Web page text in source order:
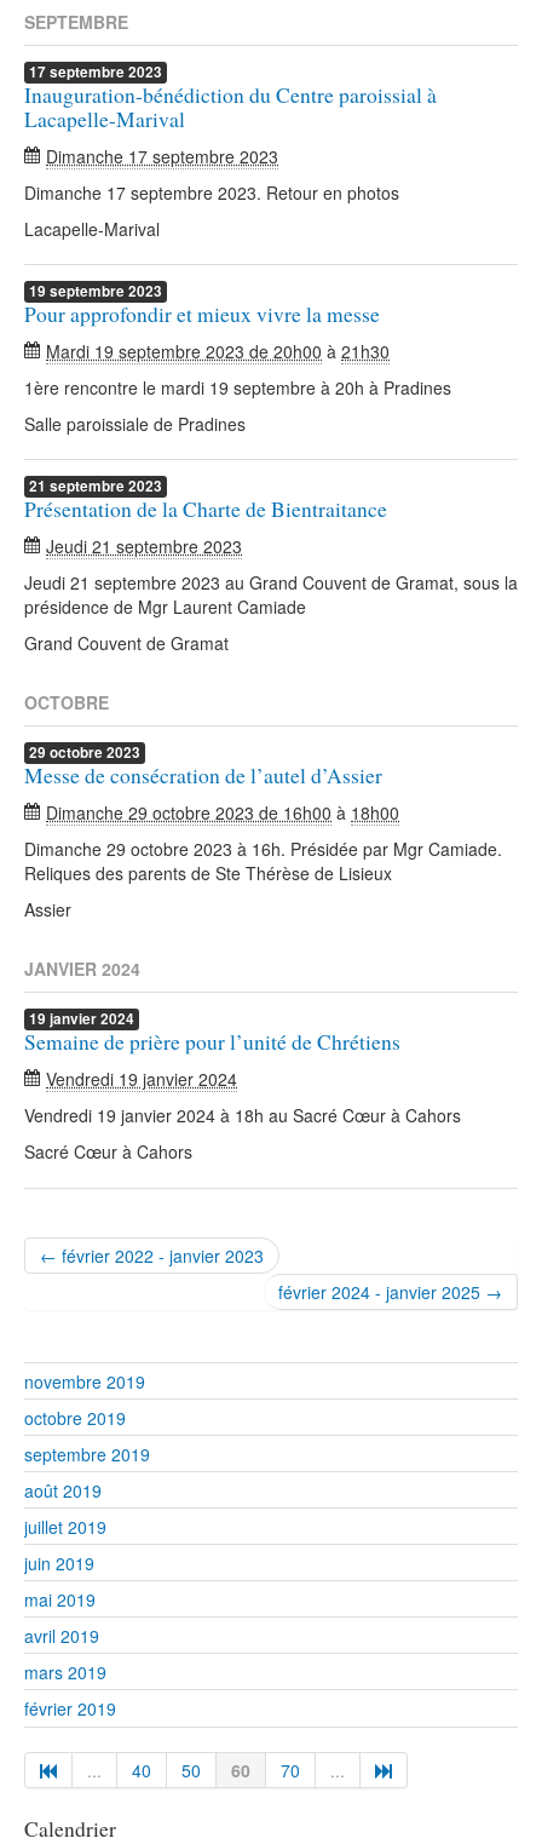
SEPTEMBRE
17septembre2023
Inauguration-bénédiction du Centre paroissial à
Lacapelle-Marival
Dimanche 17 septembre 2023
Dimanche 17 septembre 2023. Retour en photos
Lacapelle-Marival
19 septembre2023
Pour approfondir et mieux vivre la messe
Mardi 19 septembre 2023 de 20h00 à 21h30
1ère rencontre le mardi 19 septembre à 20h à Pradines
Salle paroissiale de Pradines
21 septembre2023
Présentation de la Charte de Bientraitance
Jeudi 21 septembre 2023
Jeudi 21 septembre 2023 au Grand Couvent de Gramat, sous la
présidence de Mgr Laurent Camiade
Grand Couvent de Gramat
OCTOBRE
29 octobre2023
Messe de consécration de l’autel d’Assier
Dimanche 29 octobre 2023 de 16h00 à 18h00
Dimanche 29 octobre 2023 à 16h. Présidée par Mgr Camiade.
Reliques des parents de Ste Thérèse de Lisieux
Assier
JANVIER 2024
19 janvier2024
Semaine de prière pour l’unité de Chrétiens
Vendredi 19 janvier 2024
Vendredi 19 janvier 2024 à 18h au Sacré Cœur à Cahors
Sacré Cœur à Cahors
← février 2022 - janvier 2023
février 2024 - janvier 2025 →
novembre 2019
octobre 2019
septembre 2019
août 2019
juillet 2019
juin 2019
mai 2019
avril 2019
mars 2019
février 2019
... 40 50 60 70 ...
Calendrier